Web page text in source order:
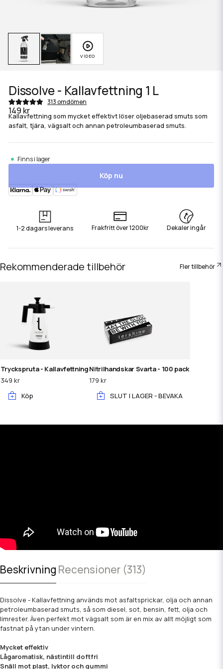
Dissolve - Kallavfettning 1 L
313 omdömen
149 kr
Kallavfettning som mycket effektivt löser oljebaserad smuts som
asfalt, tjära, vägsalt och annan petroleumbaserad smuts.
Finns i lager
Köp nu
1-2 dagars leverans Frakfritt över 1200kr Dekaler ingår
Rekommenderade tillbehör Fler tillbehör
Tryckspruta - Kallavfettning
349 kr
Köp
Nitrilhandskar Svarta - 100 pack
179 kr
SLUT I LAGER - BEVAKA
Beskrivning Recensioner (313)
Dissolve - Kallavfettning används mot asfaltsprickar, olja och annan
petroleumbaserad smuts, så som diesel, sot, bensin, fett, olja och
limrester. Även perfekt mot vägsalt som är en mix av allt möjligt som
fastnat på ytan under vintern.
Mycket effektiv
Lågaromatisk, nästintill doftfri
Snäll mot plast, lyktor och gummi